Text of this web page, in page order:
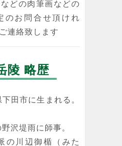
どの肉筆画などの
のお問合せ頂けれ
連絡致します
陵 略歴
田市に生まれる。
沢堤雨に師事。
川辺御楯（みた